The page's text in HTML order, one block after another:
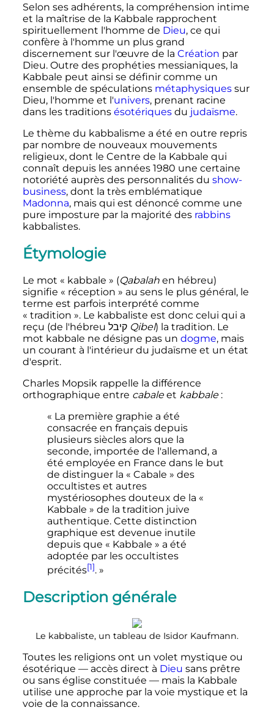
Selon ses adhérents, la compréhension intime
et la maîtrise de la Kabbale rapprochent
spirituellement l'homme de Dieu, ce qui
confère à l'homme un plus grand
discernement sur l'œuvre de la Création par
Dieu. Outre des prophéties messianiques, la
Kabbale peut ainsi se définir comme un
ensemble de spéculations métaphysiquessur
Dieu, l'homme et l'univers, prenant racine
dans les traditions ésotériquesdu judaïsme.
Le thème du kabbalisme a été en outre repris
par nombre de nouveaux mouvements
religieux, dont le Centre de la Kabbale qui
connaît depuis les années 1980 une certaine
notoriété auprès des personnalités du show-
business, dont la très emblématique
Madonna, mais qui est dénoncé comme une
pure imposture par la majorité des rabbins
kabbalistes.
Étymologie
Le mot « kabbale » (Qabalahen hébreu)
signifie « réception » au sens le plus général, le
terme est parfois interprété comme
« tradition ». Le kabbaliste est donc celui qui a
reçu (de l'hébreu קיבל Qibel) la tradition. Le
mot kabbale ne désigne pas un dogme, mais
un courant à l'intérieur du judaïsme et un état
d'esprit.
Charles Mopsik rappelle la différence
orthographique entre cabaleet kabbale :
« La première graphie a été
consacrée en français depuis
plusieurs siècles alors que la
seconde, importée de l'allemand, a
été employée en France dans le but
de distinguer la « Cabale » des
occultistes et autres
mystériosophes douteux de la «
Kabbale » de la tradition juive
authentique. Cette distinction
graphique est devenue inutile
depuis que « Kabbale » a été
adoptée par les occultistes
précités[1]. »
Description générale
Le kabbaliste, un tableau de Isidor Kaufmann.
Toutes les religions ont un volet mystique ou
ésotérique — accès direct à Dieu sans prêtre
ou sans église constituée — mais la Kabbale
utilise une approche par la voie mystique et la
voie de la connaissance.